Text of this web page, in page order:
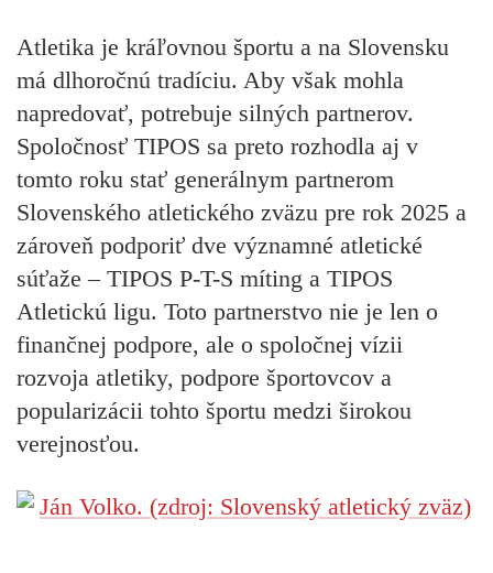
Atletika je kráľovnou športu a na Slovensku
má dlhoročnú tradíciu. Aby však mohla
napredovať, potrebuje silných partnerov.
Spoločnosť TIPOS sa preto rozhodla aj v
tomto roku stať generálnym partnerom
Slovenského atletického zväzu pre rok 2025 a
zároveň podporiť dve významné atletické
súťaže – TIPOS P-T-S míting a TIPOS
Atletickú ligu. Toto partnerstvo nie je len o
finančnej podpore, ale o spoločnej vízii
rozvoja atletiky, podpore športovcov a
popularizácii tohto športu medzi širokou
verejnosťou.